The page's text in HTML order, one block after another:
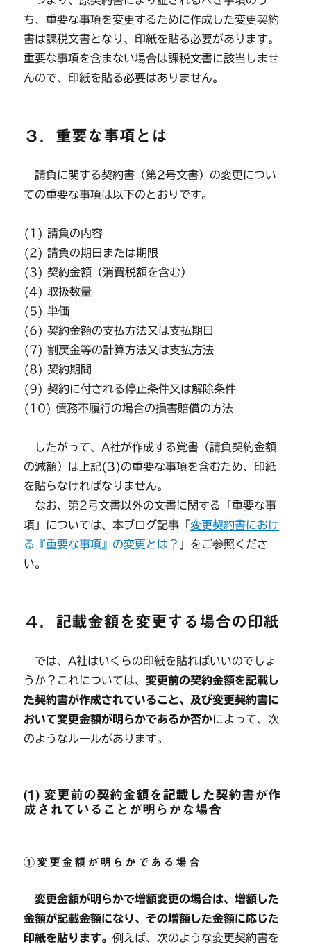
ち、重要な事項を変更するために作成した変更契約
書は課税文書となり、印紙を貼る必要があります。
重要な事項を含まない場合は課税文書に該当しませ
んので、印紙を貼る必要はありません。
３．重要な事項とは
請負に関する契約書（第2号文書）の変更につい
ての重要な事項は以下のとおりです。
(1) 請負の内容
(2) 請負の期日または期限
(3) 契約金額（消費税額を含む）
(4) 取扱数量
(5) 単価
(6) 契約金額の支払方法又は支払期日
(7) 割戻金等の計算方法又は支払方法
(8) 契約期間
(9) 契約に付される停止条件又は解除条件
(10) 債務不履行の場合の損害賠償の方法
したがって、A社が作成する覚書（請負契約金額
の減額）は上記(3)の重要な事項を含むため、印紙
を貼らなければなりません。
なお、第2号文書以外の文書に関する「重要な事
項」については、本ブログ記事「変更契約書におけ
る『重要な事項』の変更とは？ 」をご参照くださ
い。
４．記載金額を変更する場合の印紙
では、A社はいくらの印紙を貼ればいいのでしょ
うか？これについては、変更前の契約金額を記載し
た契約書が作成されていること、及び変更契約書に
おいて変更金額が明らかであるか否かによって、次
のようなルールがあります。
(1) 変更前の契約金額を記載した契約書が作
成されていることが明らかな場合
①変更金額が明らかである場合
変更金額が明らかで増額変更の場合は、増額した
金額が記載金額になり、その増額した金額に応じた
印紙を貼ります。例えば、次のような変更契約書を